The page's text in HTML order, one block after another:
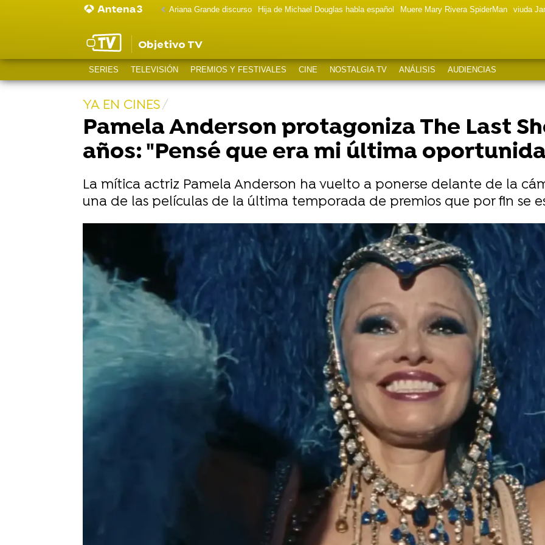
Ariana Grande discurso Hija de Michael Douglas habla español Muere Mary Rivera SpiderMan viuda
Objetivo TV
SERIES TELEVISIÓN PREMIOS Y FESTIVALES CINE NOSTALGIA TV ANÁLISIS AUDIENCIAS
YA EN CINES
Pamela Anderson protagoniza The Last
años: "Pensé que era mi última
La mítica actriz Pamela Anderson ha vuelto a ponerse delante de la
una de las películas de la última temporada de premios que por fin se
El gran cambio de look de Pamela Anderson con un drástico corte de pelo
WhatsappFacebook
X
estrenaThe Last Showgirl, una